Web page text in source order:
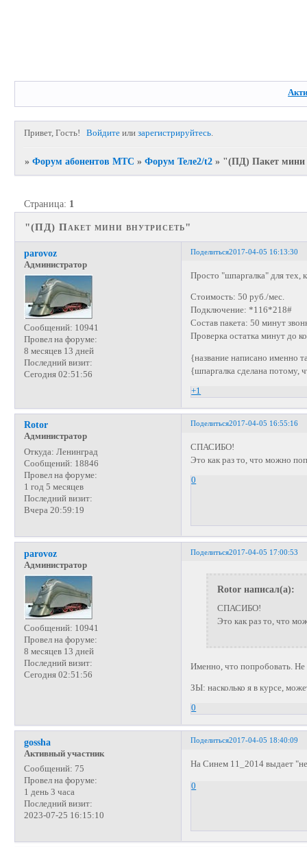
Привет, Гость! Войдите илизарегистрируйтесь.
»Форум абонентов МТС »Форум Теле2/t2 » "(ПД) Пакет мини
"(ПД) Пакет мини внутрисеть"
Страница: 1
Поделиться2017-04-05 16:13:30
parovoz
Администратор
Сообщений: 10941
Провел на форуме:
8 месяцев 13 дней
Последний визит:
Сегодня 02:51:56
Просто "шпаргалка" для тех,
Стоимость: 50 руб./мес.
Подключение: *116*218#
Состав пакета: 50 минут
Проверка остатка минут до
{название написано именно
{шпаргалка сделана потому,
+1
Поделиться2017-04-05 16:55:16
Rotor
Администратор
Откуда: Ленинград
Сообщений: 18846
Провел на форуме:
1 год 5 месяцев
Последний визит:
Вчера 20:59:19
СПАСИБО!
Это как раз то, что можно
0
Поделиться2017-04-05 17:00:53
parovoz
Администратор
Сообщений: 10941
Провел на форуме:
8 месяцев 13 дней
Последний визит:
Сегодня 02:51:56
Rotor написал(а):
СПАСИБО!
Это как раз то, что
Именно, что попробовать.
ЗЫ: насколько я в курсе,
0
Поделиться2017-04-05 18:40:09
gossha
Активный участник
Сообщений: 75
Провел на форуме:
1 день 3 часа
Последний визит:
2023-07-25 16:15:10
На Синем 11_2014 выдает
0